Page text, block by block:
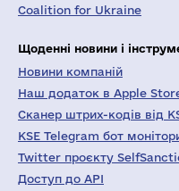
Coalition for Ukraine
Щоденні новини і
Новини компаній
Наш додаток в Apple
Сканер штрих-кодів від
KSE Telegram бот
Twitter проєкту
Доступ до API